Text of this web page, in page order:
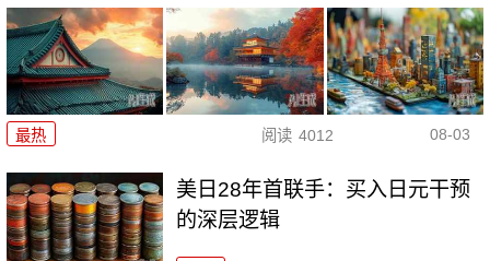
最热 阅读 4012 08-03
美日28年首联手：买入日元干预
的深层逻辑